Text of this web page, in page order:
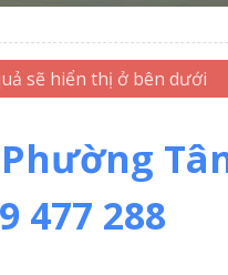
477 288